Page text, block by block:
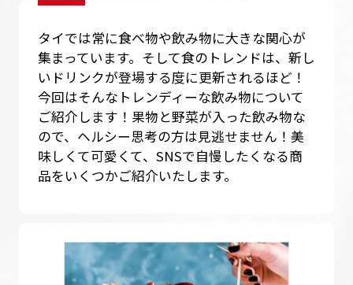
タイでは常に食べ物や飲み物に大きな関心が
集まっています。そして食のトレンドは、新し
いドリンクが登場する度に更新されるほど！
今回はそんなトレンディーな飲み物について
ご紹介します！果物と野菜が入った飲み物な
ので、ヘルシー思考の方は見逃せません！美
味しくて可愛くて、SNSで自慢したくなる商
品をいくつかご紹介いたします。